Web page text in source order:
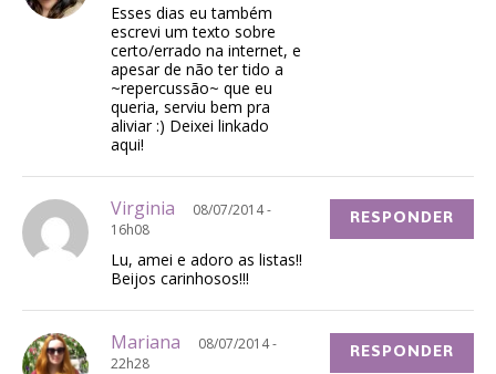
Esses dias eu também
escrevi um texto sobre
certo/errado na internet, e
apesar de não ter tido a
~repercussão~ que eu
queria, serviu bem pra
aliviar :) Deixei linkado
aqui!
Virginia
08/07/2014 -
16h08
Lu, amei e adoro as listas!!
Beijos carinhosos!!!
RESPONDER
Mariana
08/07/2014 -
22h28
RESPONDER